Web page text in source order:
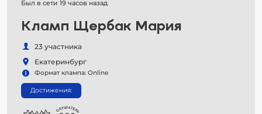
Был в сети 19 часов назад
Кламп Щербак Мария
23 участника
Екатеринбург
Формат клампа: Online
Достижения: